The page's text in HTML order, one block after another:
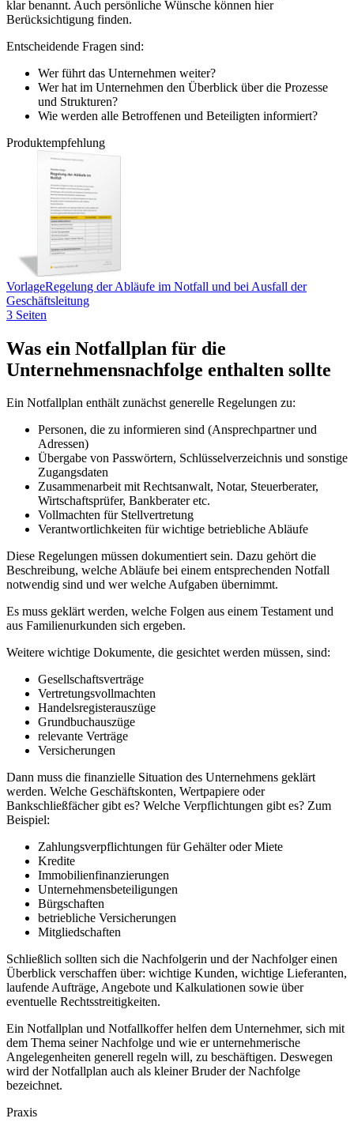
klar benannt. Auch persönliche Wünsche können hier
Berücksichtigung finden.
Entscheidende Fragen sind:
Wer führt das Unternehmen weiter?
Wer hat im Unternehmen den Überblick über die Prozesse
und Strukturen?
Wie werden alle Betroffenen und Beteiligten informiert?
Produktempfehlung
VorlageRegelung der Abläufe im Notfall und bei Ausfall der
Geschäftsleitung
3 Seiten
Was ein Notfallplan für die
Unternehmensnachfolge enthalten sollte
Ein Notfallplan enthält zunächst generelle Regelungen zu:
Personen, die zu informieren sind (Ansprechpartner und
Adressen)
Übergabe von Passwörtern, Schlüsselverzeichnis und sonstige
Zugangsdaten
Zusammenarbeit mit Rechtsanwalt, Notar, Steuerberater,
Wirtschaftsprüfer, Bankberater etc.
Vollmachten für Stellvertretung
Verantwortlichkeiten für wichtige betriebliche Abläufe
Diese Regelungen müssen dokumentiert sein. Dazu gehört die
Beschreibung, welche Abläufe bei einem entsprechenden Notfall
notwendig sind und wer welche Aufgaben übernimmt.
Es muss geklärt werden, welche Folgen aus einem Testament und
aus Familienurkunden sich ergeben.
Weitere wichtige Dokumente, die gesichtet werden müssen, sind:
Gesellschaftsverträge
Vertretungsvollmachten
Handelsregisterauszüge
Grundbuchauszüge
relevante Verträge
Versicherungen
Dann muss die finanzielle Situation des Unternehmens geklärt
werden. Welche Geschäftskonten, Wertpapiere oder
Bankschließfächer gibt es? Welche Verpflichtungen gibt es? Zum
Beispiel:
Zahlungsverpflichtungen für Gehälter oder Miete
Kredite
Immobilienfinanzierungen
Unternehmensbeteiligungen
Bürgschaften
betriebliche Versicherungen
Mitgliedschaften
Schließlich sollten sich die Nachfolgerin und der Nachfolger einen
Überblick verschaffen über: wichtige Kunden, wichtige Lieferanten,
laufende Aufträge, Angebote und Kalkulationen sowie über
eventuelle Rechtsstreitigkeiten.
Ein Notfallplan und Notfallkoffer helfen dem Unternehmer, sich mit
dem Thema seiner Nachfolge und wie er unternehmerische
Angelegenheiten generell regeln will, zu beschäftigen. Deswegen
wird der Notfallplan auch als kleiner Bruder der Nachfolge
bezeichnet.
Praxis